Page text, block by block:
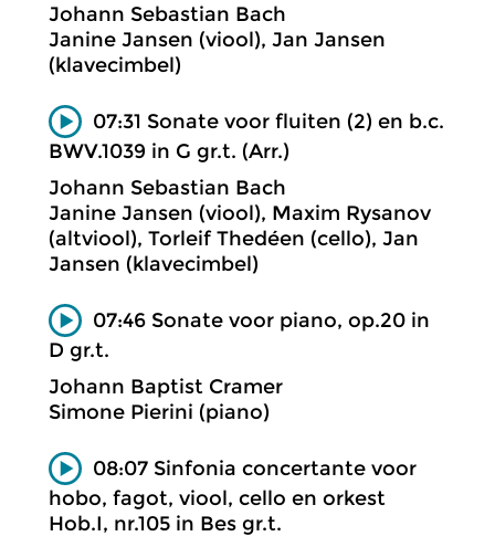
Johann Sebastian Bach
Janine Jansen (viool), Jan Jansen
(klavecimbel)
07:31 Sonate voor fluiten (2) en b.c.
BWV.1039 in G gr.t. (Arr.)
Johann Sebastian Bach
Janine Jansen (viool), Maxim Rysanov
(altviool), Torleif Thedéen (cello), Jan
Jansen (klavecimbel)
07:46 Sonate voor piano, op.20 in
D gr.t.
Johann Baptist Cramer
Simone Pierini (piano)
08:07 Sinfonia concertante voor
hobo, fagot, viool, cello en orkest
Hob.I, nr.105 in Bes gr.t.